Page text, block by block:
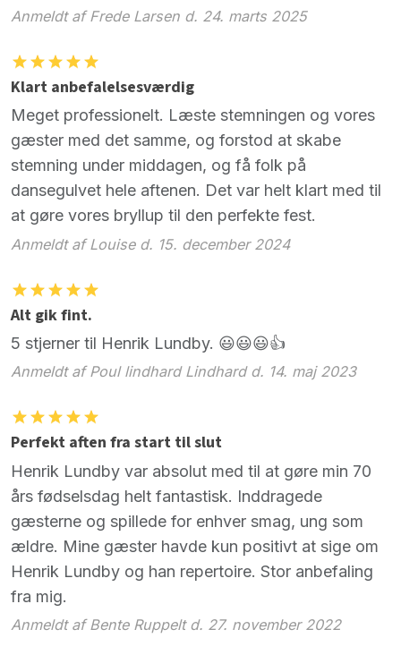
Anmeldt af Frede Larsen d. 24. marts 2025
Klart anbefalelsesværdig
Meget professionelt. Læste stemningen og vores
gæster med det samme, og forstod at skabe
stemning under middagen, og få folk på
dansegulvet hele aftenen. Det var helt klart med til
at gøre vores bryllup til den perfekte fest.
Anmeldt af Louise d. 15. december 2024
Alt gik fint.
5 stjerner til Henrik Lundby. 😃😃😃👍
Anmeldt af Poul lindhard Lindhard d. 14. maj 2023
Perfekt aften fra start til slut
Henrik Lundby var absolut med til at gøre min 70
års fødselsdag helt fantastisk. Inddragede
gæsterne og spillede for enhver smag, ung som
ældre. Mine gæster havde kun positivt at sige om
Henrik Lundby og han repertoire. Stor anbefaling
fra mig.
Anmeldt af Bente Ruppelt d. 27. november 2022